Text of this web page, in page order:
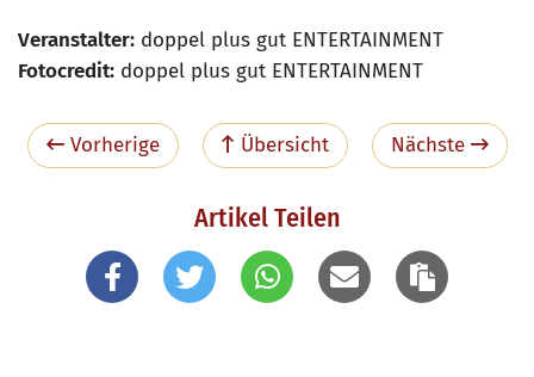
Veranstalter: doppel plus gut ENTERTAINMENT
Fotocredit: doppel plus gut ENTERTAINMENT
Vorherige Übersicht Nächste
Artikel Teilen